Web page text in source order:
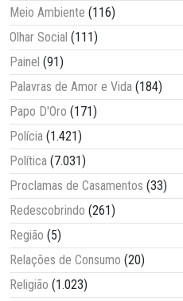
Meio Ambiente (116)
Olhar Social (111)
Painel (91)
Palavras de Amor e Vida (184)
Papo D'Oro (171)
Polícia (1.421)
Política (7.031)
Proclamas de Casamentos (33)
Redescobrindo (261)
Região (5)
Relações de Consumo (20)
Religião (1.023)